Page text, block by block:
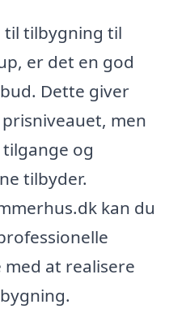
tilbygning til
er det en god
Dette giver
men
og
tilbyder.
kan du
at realisere